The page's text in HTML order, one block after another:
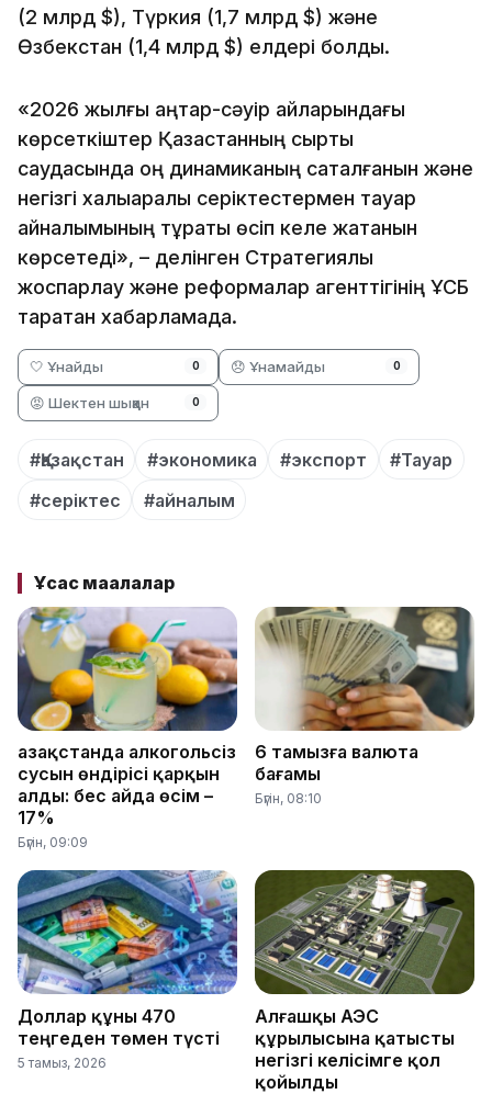
(2 млрд $), Түркия (1,7 млрд $) және
Өзбекстан (1,4 млрд $) елдері болды.
«2026 жылғы қаңтар-сәуір айларындағы
көрсеткіштер Қазақстанның сыртқы
саудасында оң динамиканың сақталғанын және
негізгі халықаралық серіктестермен тауар
айналымының тұрақты өсіп келе жатқанын
көрсетеді», – делінген Стратегиялық
жоспарлау және реформалар агенттігінің ҰСБ
таратқан хабарламада.
🤍 Ұнайды 0 😞 Ұнамайды 0
😡 Шектен шыққан 0
#Қазақстан #экономика #экспорт
#Тауар
#серіктес
#айналым
Ұқсас мақалалар
Қазақстанда алкогольсіз
сусын өндірісі қарқын
алды: бес айда өсім –
17%
Бүгін, 09:09
6 тамызға валюта
бағамы
Бүгін, 08:10
Доллар құны 470
теңгеден төмен түсті
5 тамыз, 2026
Алғашқы АЭС
құрылысына қатысты
негізгі келісімге қол
қойылды